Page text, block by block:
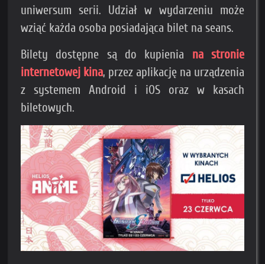
uniwersum serii. Udział w wydarzeniu może
wziąć każda osoba posiadająca bilet na seans.
Bilety dostępne są do kupienia na stronie
internetowej kina, przez aplikację na urządzenia
z systemem Android i iOS oraz w kasach
biletowych.